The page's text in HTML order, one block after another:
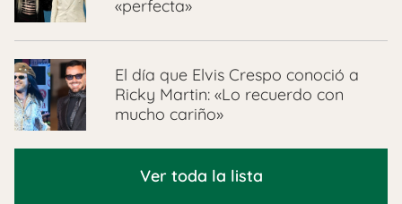
«perfecta»
El día que Elvis Crespo conoció a
Ricky Martin: «Lo recuerdo con
mucho cariño»
Ver toda la lista